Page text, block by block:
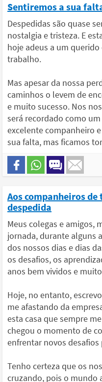
Sentiremos a sua
Despedidas são quase
nostalgia e tristeza. E
hoje adeus a um
trabalho.
Mas apesar da nossa
caminhos o levem de
e muito sucesso. Nos
será recordado como
excelente companheiro
sua falta, mas ficamos
Aos companheiros
despedida
Meus colegas e amigos,
jornada, durante alguns
dos nossos dias e dias
os desafios, os
anos bem vividos e
Hoje, no entanto,
me afastando da
esta casa que sempre
chegou o momento de
enfrentar novos desafios
Tenho certeza que os
cruzando, pois o mundo